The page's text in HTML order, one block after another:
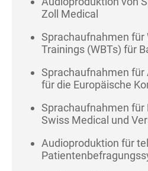
Zoll Medical
Sprachaufnahmen für
Trainings (WBTs) für
Sprachaufnahmen
für die Europäische
Sprachaufnahmen für
Swiss Medical und
Audioproduktion für